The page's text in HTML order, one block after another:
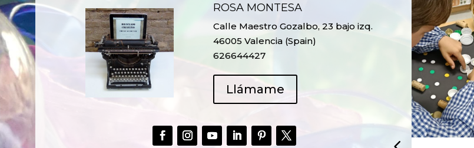
ROSA MONTESA
Calle Maestro Gozalbo, 23 bajo izq.
46005 Valencia (Spain)
626644427
Llámame